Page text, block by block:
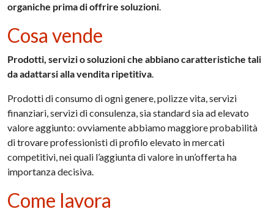
organiche prima di offrire soluzioni.
Cosa vende
Prodotti, servizi o soluzioni che abbiano caratteristiche tali
da adattarsi alla vendita ripetitiva.
Prodotti di consumo di ogni genere, polizze vita, servizi
finanziari, servizi di consulenza, sia standard sia ad elevato
valore aggiunto: ovviamente abbiamo maggiore probabilità
di trovare professionisti di profilo elevato in mercati
competitivi, nei quali l’aggiunta di valore in un’offerta ha
importanza decisiva.
Come lavora